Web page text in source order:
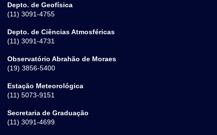
Depto. de Geofísica
(11) 3091-4755
Depto. de Ciências Atmosféricas
(11) 3091-4731
Observatório Abrahão de Moraes
(19) 3856-5400
Estação Meteorológica
(11) 5073-9151
Secretaria de Graduação
(11) 3091-4699